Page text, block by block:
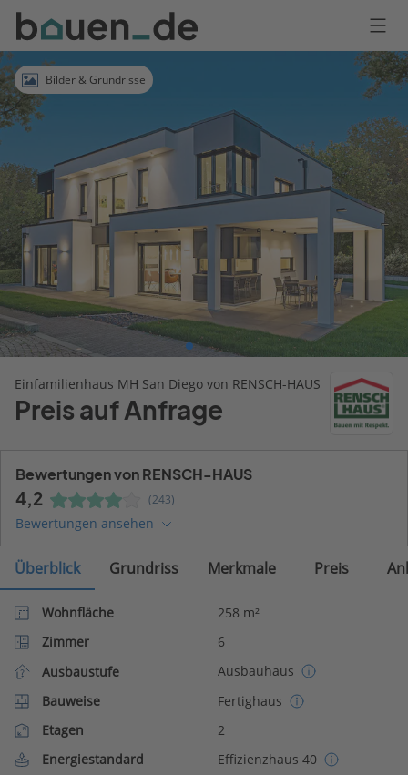
Bauen
Logo
AnmeldenBilder & Grundrisse
Einfamilienhaus MH San Diego von RENSCH-HAUS
Preis auf Anfrage
Bewertungen von RENSCH-HAUS
4,2 (243)
Bewertungen ansehen
Überblick Grundriss Merkmale Preis
Wohnfläche
258 m²
Zimmer
6
Ausbaustufe
Ausbauhaus
Bauweise
Fertighaus
Etagen
2
Energiestandard
Effizienzhaus 40